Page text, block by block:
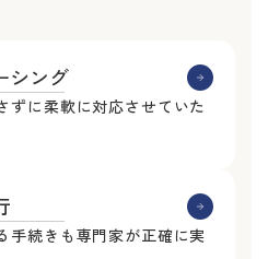
シング
ずに柔軟に対応させていた
手続きも専門家が正確に実